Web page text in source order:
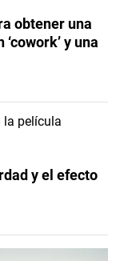
obtener una
y una
y el efecto